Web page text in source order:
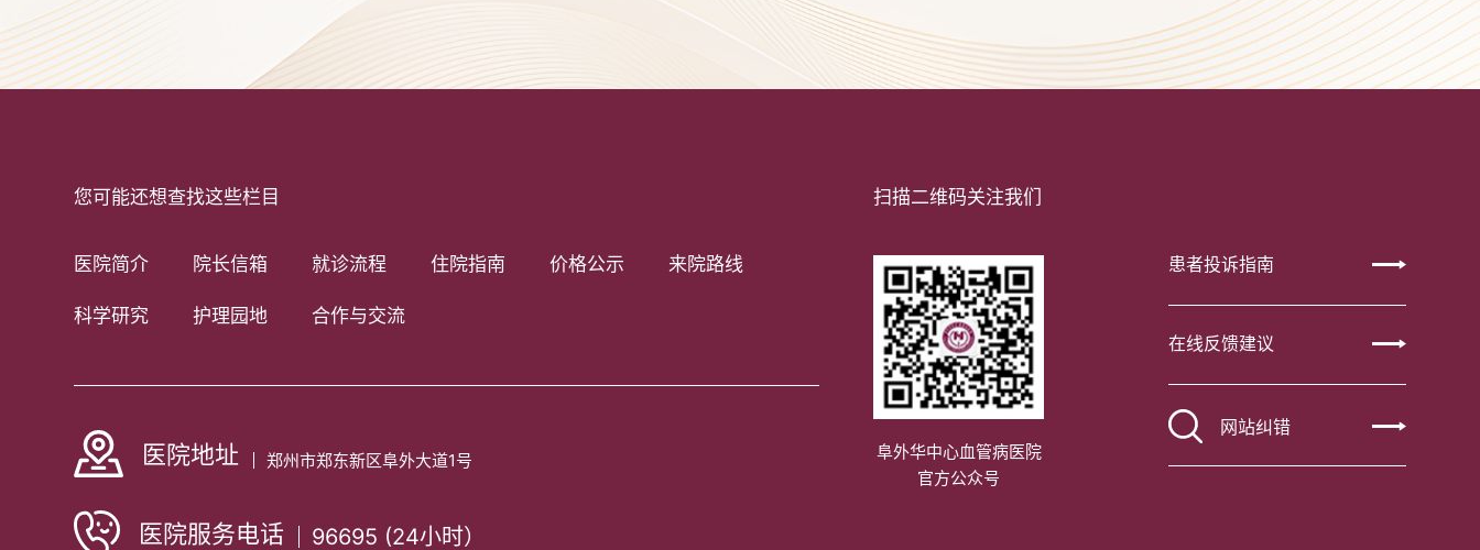
您可能还想查找这些栏目
医院简介 院长信箱 就诊流程 住院指南 价格公示 来院路线
科学研究 护理园地 合作与交流
医院地址 郑州市郑东新区阜外大道1号
医院服务电话 96695 (24小时）
扫描二维码关注我们
阜外华中心血管病医院
官方公众号
患者投诉指南
在线反馈建议
网站纠错